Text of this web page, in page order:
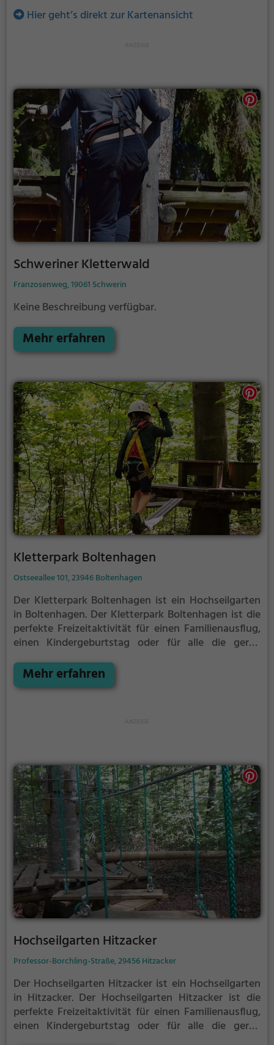
Hier geht’s direkt zur Kartenansicht
Schweriner Kletterwald
Franzosenweg, 19061 Schwerin
Keine Beschreibung verfügbar.
Mehr erfahren
Kletterpark Boltenhagen
Ostseeallee 101, 23946 Boltenhagen
Der Kletterpark Boltenhagen ist ein Hochseilgarten
in Boltenhagen. Der Kletterpark Boltenhagen ist die
perfekte Freizeitaktivität für einen Familienausflug,
einen Kindergeburtstag oder für alle die gerne
dem Erdboden erwartet dich eine Welt voller
Abenteuer und Erlebnis. Der Kletterpark
Mehr erfahren
Hochseilgarten Hitzacker
Professor-Borchling-Straße, 29456 Hitzacker
Der Hochseilgarten Hitzacker ist ein Hochseilgarten
in Hitzacker. Der Hochseilgarten Hitzacker ist die
perfekte Freizeitaktivität für einen Familienausflug,
einen Kindergeburtstag oder für alle die gerne